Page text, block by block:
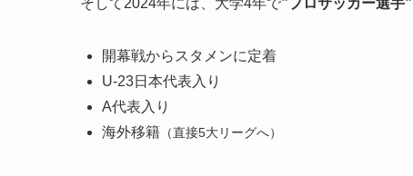
そして2024年には、大学4年で”プロサッカー選手”
開幕戦からスタメンに定着
U-23日本代表入り
A代表入り
海外移籍 （直接5大リーグへ）